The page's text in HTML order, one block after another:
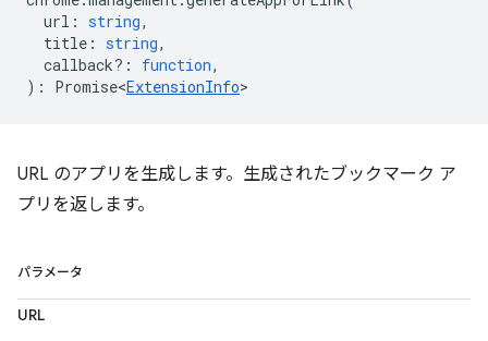
url : string,
title : string,
callback? : function,
) : Promise<ExtensionInfo>
URL のアプリを生成します。生成されたブックマーク ア
プリを返します。
パラメータ
URL